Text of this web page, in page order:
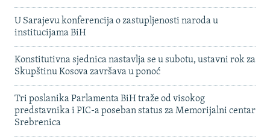
U Sarajevu konferencija o zastupljenosti naroda u
institucijama BiH
Konstitutivna sjednica nastavlja se u subotu, ustavni rok za
Skupštinu Kosova završava u ponoć
Tri poslanika Parlamenta BiH traže od visokog
predstavnika i PIC-a poseban status za Memorijalni centar
Srebrenica